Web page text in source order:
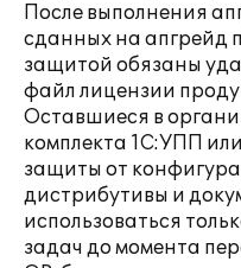
После выполнения
сданных на апгрейд
защитой обязаны
файл лицензии
Оставшиеся в
комплекта 1С:УПП
защиты от
дистрибутивы и
использоваться
задач до момента